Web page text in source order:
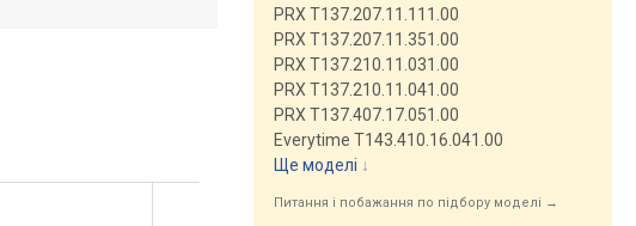
PRX T137.207.11.111.00
PRX T137.207.11.351.00
PRX T137.210.11.031.00
PRX T137.210.11.041.00
PRX T137.407.17.051.00
Everytime T143.410.16.041.00
Ще моделі ↓
Питання і побажання по підбору моделі →